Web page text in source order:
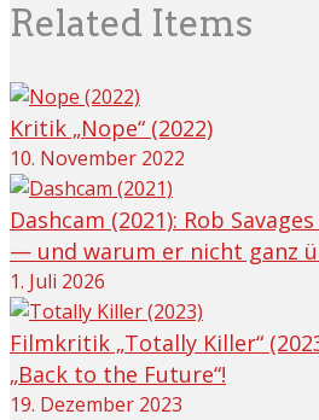
Related Items
Kritik „Nope“ (2022)
10. November 2022
Dashcam (2021): Rob
— und warum er nicht ganz
1. Juli 2026
Filmkritik „Totally Killer“
„Back to the Future“!
19. Dezember 2023